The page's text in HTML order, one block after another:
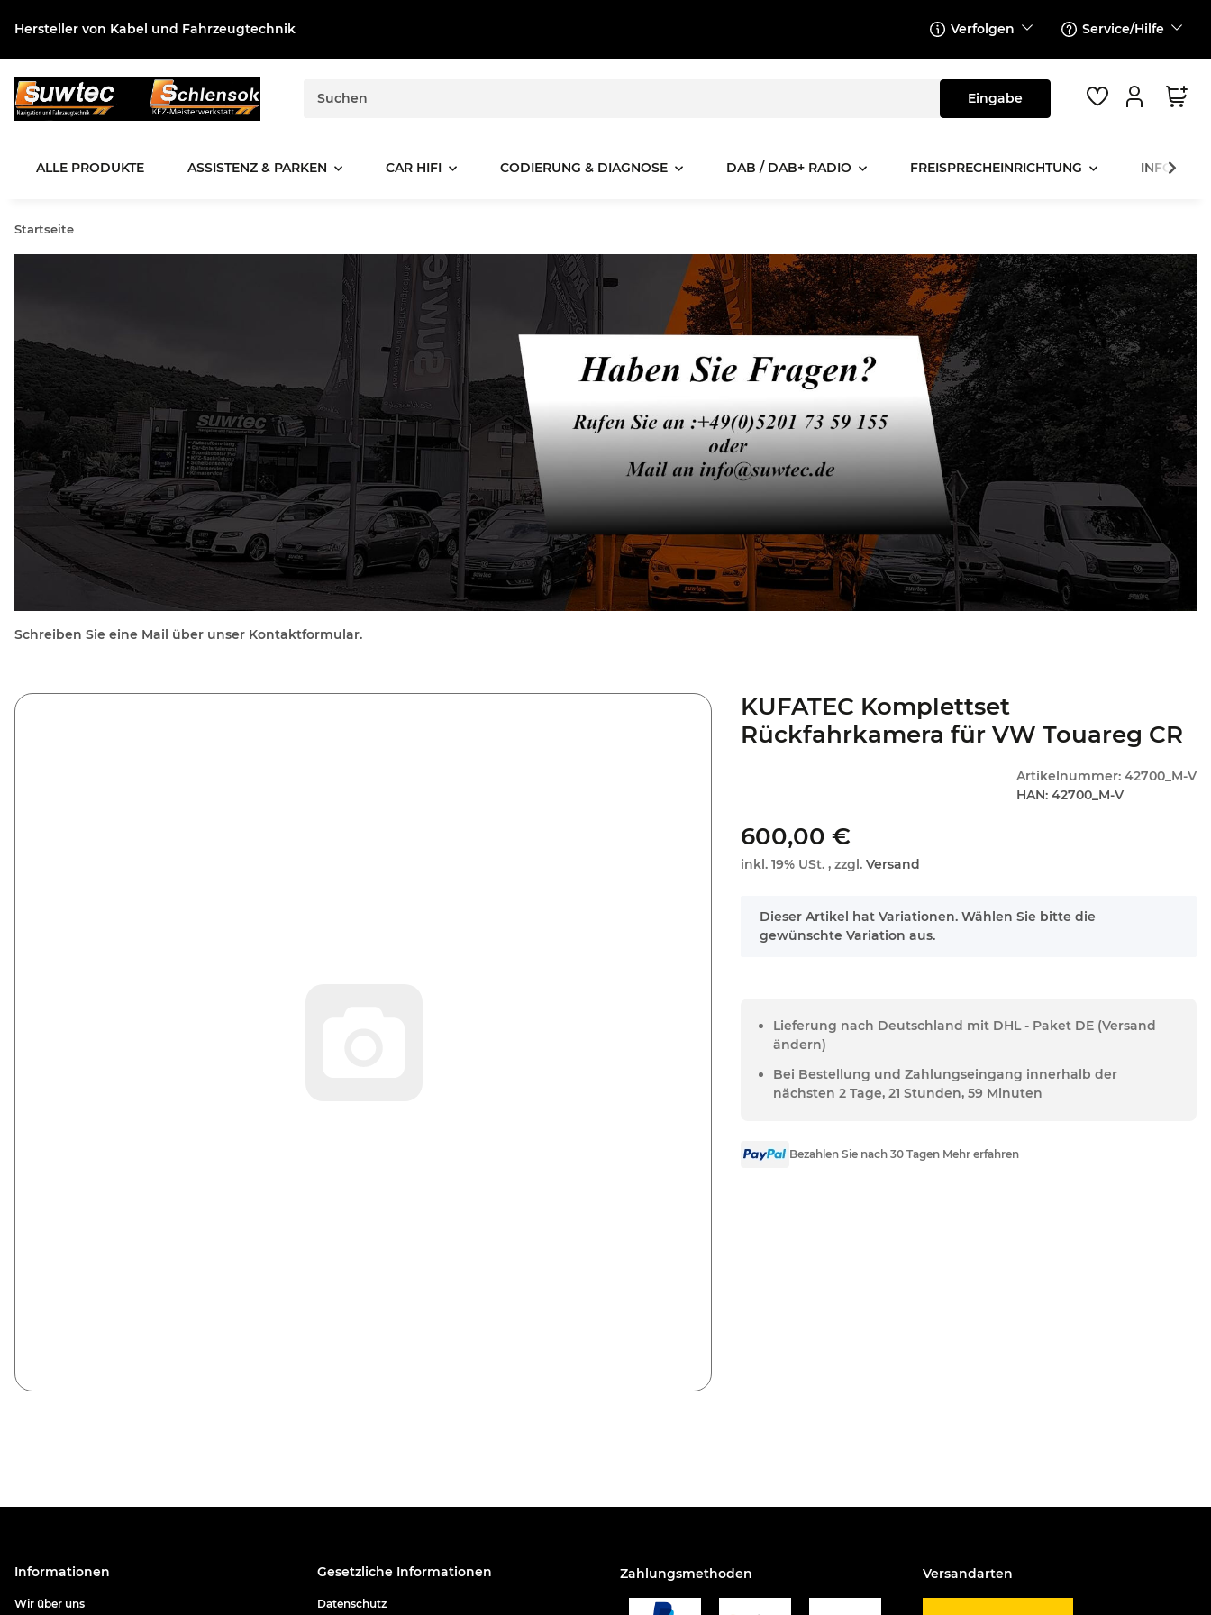
Hersteller von Kabel und Fahrzeugtechnik Verfolgen Service/Hilfe
ALLE PRODUKTE ASSISTENZ & PARKEN CAR HIFI CODIERUNG & DIAGNOSE DAB / DAB+ RADIO FREISPRECHEINRICHTUNG
Startseite
Schreiben Sie eine Mail über unser Kontaktformular.
KUFATEC Komplettset
Rückfahrkamera für VW Touareg CR
Artikelnummer: 42700_M-V
HAN: 42700_M-V
600,00 €
inkl. 19% USt. , zzgl.Versand
x
Dieser Artikel hat Variationen. Wählen Sie bitte die
gewünschte Variation aus.
Lieferung nach Deutschland mit DHL - Paket DE (Versand
ändern)
Bei Bestellung und Zahlungseingang innerhalb der
nächsten 2 Tage, 21 Stunden, 59 Minuten
Bezahlen Sie nach 30 Tagen Mehr erfahren
Informationen
Wir über uns
Gesetzliche Informationen
Datenschutz
Zahlungsmethoden Versandarten